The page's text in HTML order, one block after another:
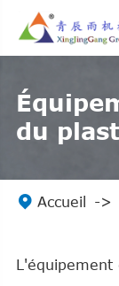
du
 Accueil